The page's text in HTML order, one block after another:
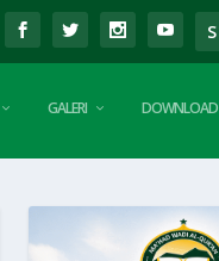
GALERI DOWNLOAD